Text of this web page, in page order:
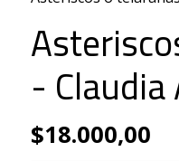
-
$18.000,00